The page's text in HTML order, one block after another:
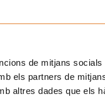
de mitjans
els partners de
altres dades que els
Carles
núcleo principal
de paella y